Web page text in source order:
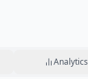
Analytics